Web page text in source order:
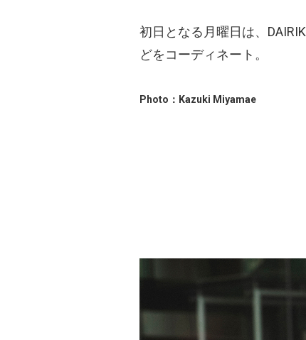
初日となる月曜日は、
どをコーディネート。
Photo：Kazuki Miyamae